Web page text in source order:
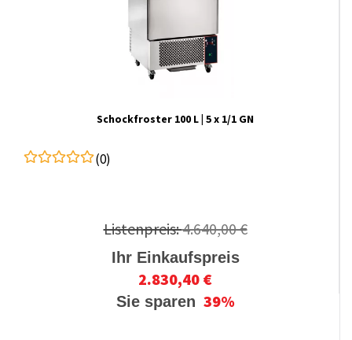
Schockfroster 100 L | 5 x 1/1 GN
(0)
Listenpreis:4.640,00 €
Ihr Einkaufspreis
2.830,40 €
Sie sparen 39%